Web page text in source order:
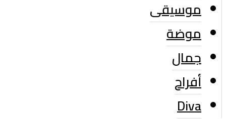
موسيقى
موضة
جمال
أفراح
Diva